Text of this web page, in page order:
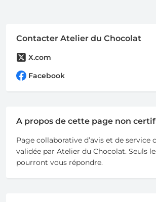
Contacter Atelier du Chocolat
X.com
Facebook
A propos de cette page non
Page collaborative d’avis et de service
validée par Atelier du Chocolat. Seuls
pourront vous répondre.